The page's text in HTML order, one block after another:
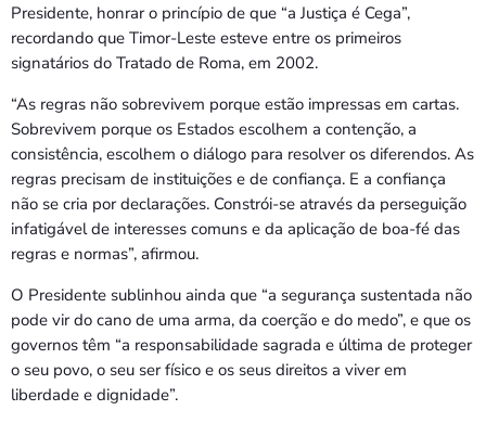
Presidente, honrar o princípio de que “a Justiça é Cega”,
recordando que Timor-Leste esteve entre os primeiros
signatários do Tratado de Roma, em 2002.
“As regras não sobrevivem porque estão impressas em cartas.
Sobrevivem porque os Estados escolhem a contenção, a
consistência, escolhem o diálogo para resolver os diferendos. As
regras precisam de instituições e de confiança. E a confiança
não se cria por declarações. Constrói-se através da perseguição
infatigável de interesses comuns e da aplicação de boa-fé das
regras e normas”, afirmou.
O Presidente sublinhou ainda que “a segurança sustentada não
pode vir do cano de uma arma, da coerção e do medo”, e que os
governos têm “a responsabilidade sagrada e última de proteger
o seu povo, o seu ser físico e os seus direitos a viver em
liberdade e dignidade”.